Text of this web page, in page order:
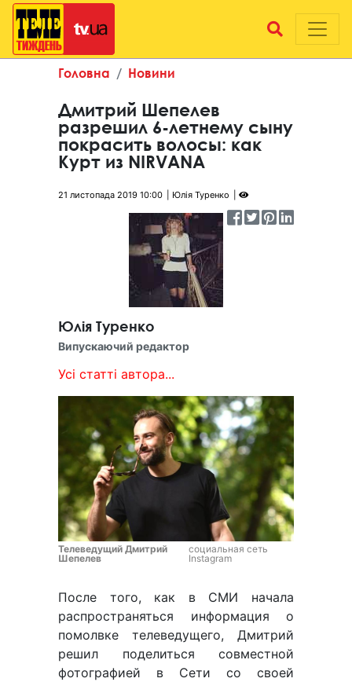
Головна Новини
Дмитрий Шепелев
разрешил 6-летнему сыну
покрасить волосы: как
Курт из NIRVANA
21 листопада 2019 10:00 Юлія Туренко
Юлія Туренко
Випускаючий редактор
Усі статті автора...
Телеведущий Дмитрий
Шепелев
социальная сеть
Instagram
После того, как в СМИ начала
распространяться информация о
помолвке телеведущего, Дмитрий
решил поделиться совместной
фотографией в Сети со своей